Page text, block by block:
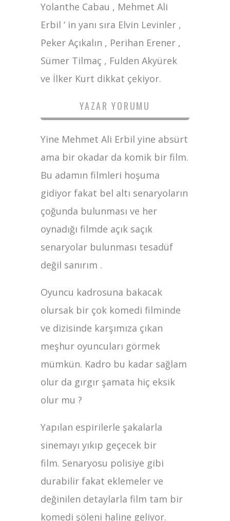
Yolanthe Cabau , Mehmet Ali
Erbil ‘ in yanı sıra Elvin Levinler ,
Peker Açıkalın , Perihan Erener ,
Sümer Tilmaç , Fulden Akyürek
ve İlker Kurt dikkat çekiyor.
YAZAR YORUMU
Yine Mehmet Ali Erbil yine absürt
ama bir okadar da komik bir film.
Bu adamın filmleri hoşuma
gidiyor fakat bel altı senaryoların
çoğunda bulunması ve her
oynadığı filmde açık saçık
senaryolar bulunması tesadüf
değil sanırım .
Oyuncu kadrosuna bakacak
olursak bir çok komedi filminde
ve dizisinde karşımıza çıkan
meşhur oyuncuları görmek
mümkün. Kadro bu kadar sağlam
olur da gırgır şamata hiç eksik
olur mu ?
Yapılan espirilerle şakalarla
sinemayı yıkıp geçecek bir
film. Senaryosu polisiye gibi
durabilir fakat eklemeler ve
değinilen detaylarla film tam bir
komedi şöleni haline geliyor.